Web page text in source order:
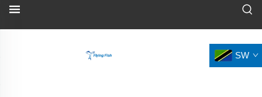
SW